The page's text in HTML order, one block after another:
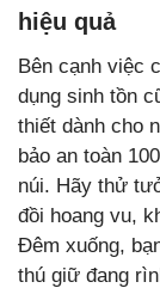
hiệu quả
Bên cạnh việc
dụng sinh tồn
thiết dành cho
bảo an toàn
núi. Hãy thử
đồi hoang vu,
Đêm xuống,
thú giữ đang